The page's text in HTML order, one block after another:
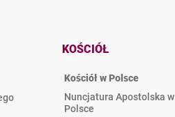
KOŚCIÓŁ
Kościół w Polsce
Nuncjatura Apostolska w
Polsce